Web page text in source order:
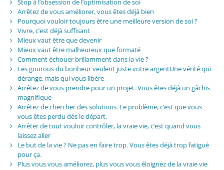
Stop à l’obsession de l’optimisation de soi
Arrêtez de vous améliorer, vous êtes déjà bien
Pourquoi vouloir toujours être une meilleure version de soi ?
Vivre, c’est déjà suffisant
Mieux vaut être que devenir
Mieux vaut être malheureux que formaté
Comment échouer brillamment dans la vie ?
Les gourous du bonheur veulent juste votre argentUne vérité qui
dérange, mais qui vous libère
Arrêtez de vous prendre pour un projet. Vous êtes déjà un gâchis
magnifique
Arrêtez de chercher des solutions. Le problème, c’est que vous
vous êtes perdu dès le départ.
Arrêter de tout vouloir contrôler, la vraie vie, c’est quand vous
laissez aller
Le but de la vie ? Ne pas en faire trop. Vous êtes déjà trop fatigué
pour ça.
Plus vous vous améliorez, plus vous vous éloignez de la vraie vie